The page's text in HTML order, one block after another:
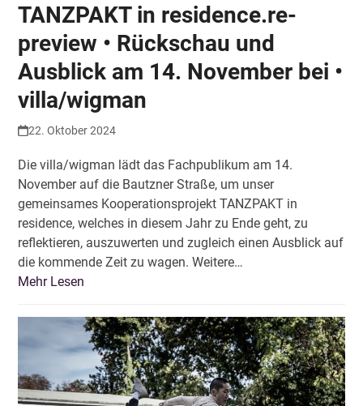
TANZPAKT in residence.re-
preview • Rückschau und
Ausblick am 14. November bei •
villa/wigman
22. Oktober 2024
Die villa/wigman lädt das Fachpublikum am 14.
November auf die Bautzner Straße, um unser
gemeinsames Kooperationsprojekt TANZPAKT in
residence, welches in diesem Jahr zu Ende geht, zu
reflektieren, auszuwerten und zugleich einen Ausblick auf
die kommende Zeit zu wagen. Weitere…
Mehr Lesen